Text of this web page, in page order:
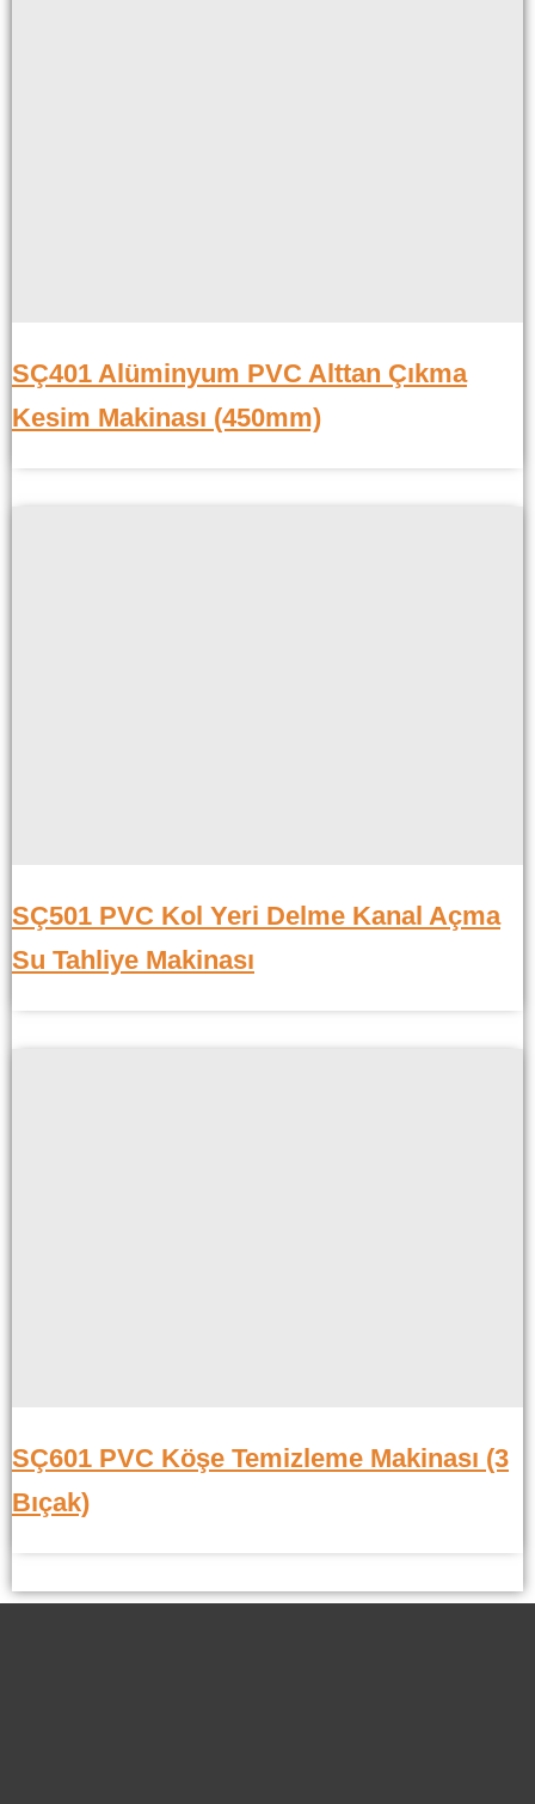
SÇ401 Alüminyum PVC Alttan Çıkma
Kesim Makinası (450mm)
SÇ501 PVC Kol Yeri Delme Kanal Açma
Su Tahliye Makinası
SÇ601 PVC Köşe Temizleme Makinası (3
Bıçak)